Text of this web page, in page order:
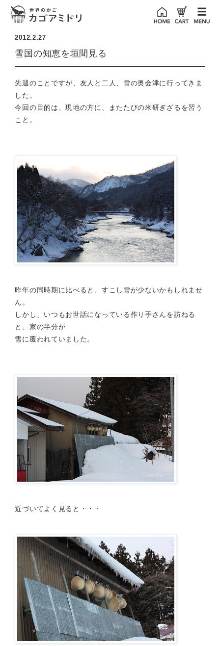
2012.2.27
雪国の知恵を垣間見る
先週のことですが、友人と二人、雪の奥会津に行ってきま
した。
今回の目的は、現地の方に、またたびの米研ぎざるを習う
こと。
昨年の同時期に比べると、すこし雪が少ないかもしれませ
ん。
しかし、いつもお世話になっている作り手さんを訪ねる
と、家の半分が
雪に覆われていました。
近づいてよく見ると・・・